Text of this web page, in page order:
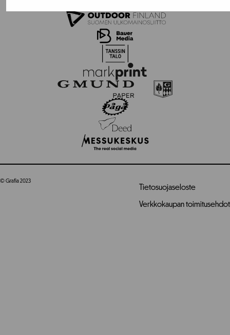
© Grafia 2023
Tietosuojaseloste
Verkkokaupan toimitusehdot